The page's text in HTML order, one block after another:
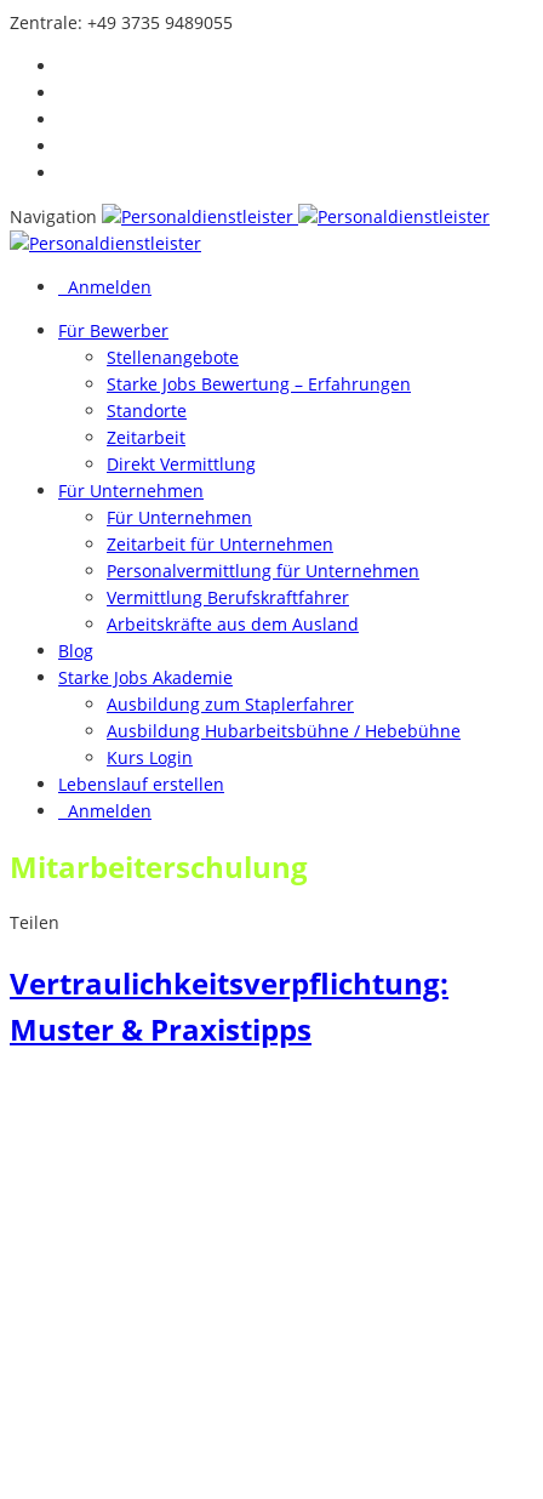
Zentrale: +49 3735 9489055
Navigation
Anmelden
Für Bewerber
Stellenangebote
Starke Jobs Bewertung – Erfahrungen
Standorte
Zeitarbeit
Direkt Vermittlung
Für Unternehmen
Für Unternehmen
Zeitarbeit für Unternehmen
Personalvermittlung für Unternehmen
Vermittlung Berufskraftfahrer
Arbeitskräfte aus dem Ausland
Blog
Starke Jobs Akademie
Ausbildung zum Staplerfahrer
Ausbildung Hubarbeitsbühne / Hebebühne
Kurs Login
Lebenslauf erstellen
Anmelden
Mitarbeiterschulung
Teilen
Vertraulichkeitsverpflichtung:
Muster & Praxistipps